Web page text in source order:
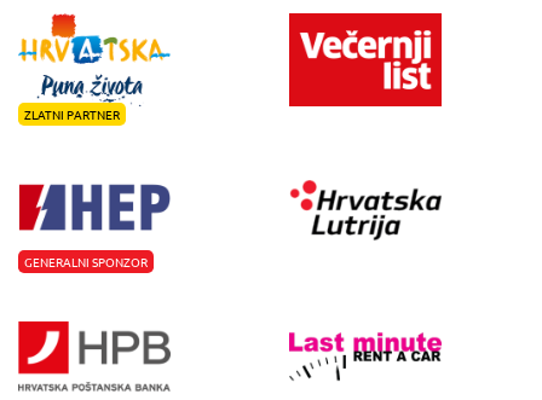
ZLATNI PARTNER
GENERALNI SPONZOR